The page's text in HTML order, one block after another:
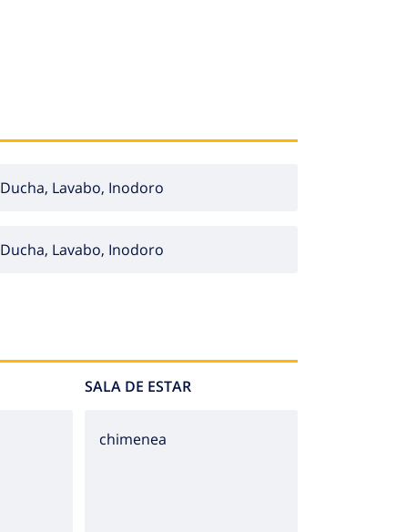
Ducha, Lavabo, Inodoro
Ducha, Lavabo, Inodoro
SALA DE ESTAR
chimenea